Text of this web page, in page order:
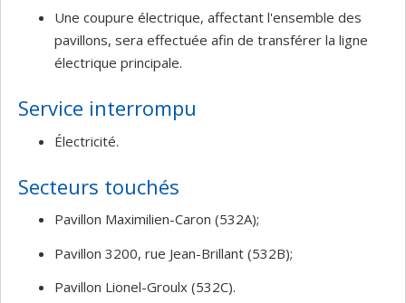
Une coupure électrique, affectant l'ensemble des
pavillons, sera effectuée afin de transférer la ligne
électrique principale.
Service interrompu
Électricité.
Secteurs touchés
Pavillon Maximilien-Caron (532A);
Pavillon 3200, rue Jean-Brillant (532B);
Pavillon Lionel-Groulx (532C).